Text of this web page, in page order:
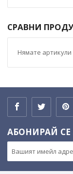
СРАВНИ
Нямате
АБОНИРАЙ